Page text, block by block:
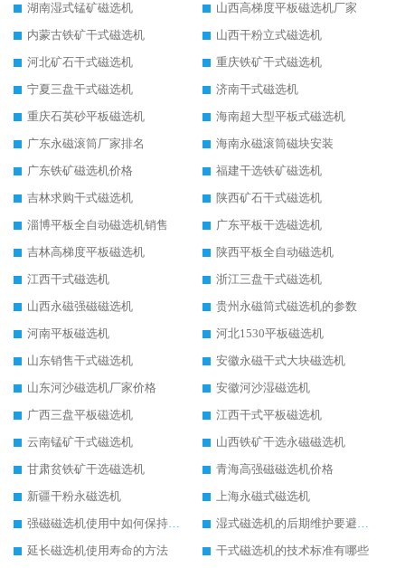
湖南湿式锰矿磁选机
山西高梯度平板磁选机厂家
内蒙古铁矿干式磁选机
山西干粉立式磁选机
河北矿石干式磁选机
重庆铁矿干式磁选机
宁夏三盘干式磁选机
济南干式磁选机
重庆石英砂平板磁选机
海南超大型平板式磁选机
广东永磁滚筒厂家排名
海南永磁滚筒磁块安装
广东铁矿磁选机价格
福建干选铁矿磁选机
吉林求购干式磁选机
陕西矿石干式磁选机
淄博平板全自动磁选机销售
广东平板干选磁选机
吉林高梯度平板磁选机
陕西平板全自动磁选机
江西干式磁选机
浙江三盘干式磁选机
山西永磁强磁磁选机
贵州永磁筒式磁选机的参数
河南平板磁选机
河北1530平板磁选机
山东销售干式磁选机
安徽永磁干式大块磁选机
山东河沙磁选机厂家价格
安徽河沙湿磁选机
广西三盘平板磁选机
江西干式平板磁选机
云南锰矿干式磁选机
山西铁矿干选永磁磁选机
甘肃贫铁矿干选磁选机
青海高强磁磁选机价格
新疆干粉永磁选机
上海永磁式磁选机
强磁磁选机使用中如何保持其顺畅运行
湿式磁选机的后期维护要避开哪些坑
延长磁选机使用寿命的方法
干式磁选机的技术标准有哪些